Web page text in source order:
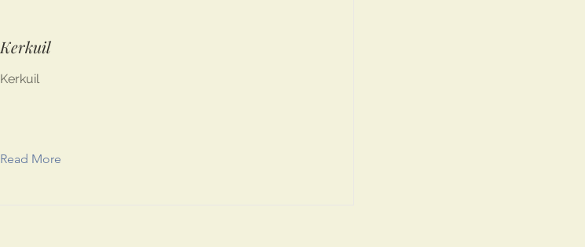
Kerkuil
Kerkuil
Read More